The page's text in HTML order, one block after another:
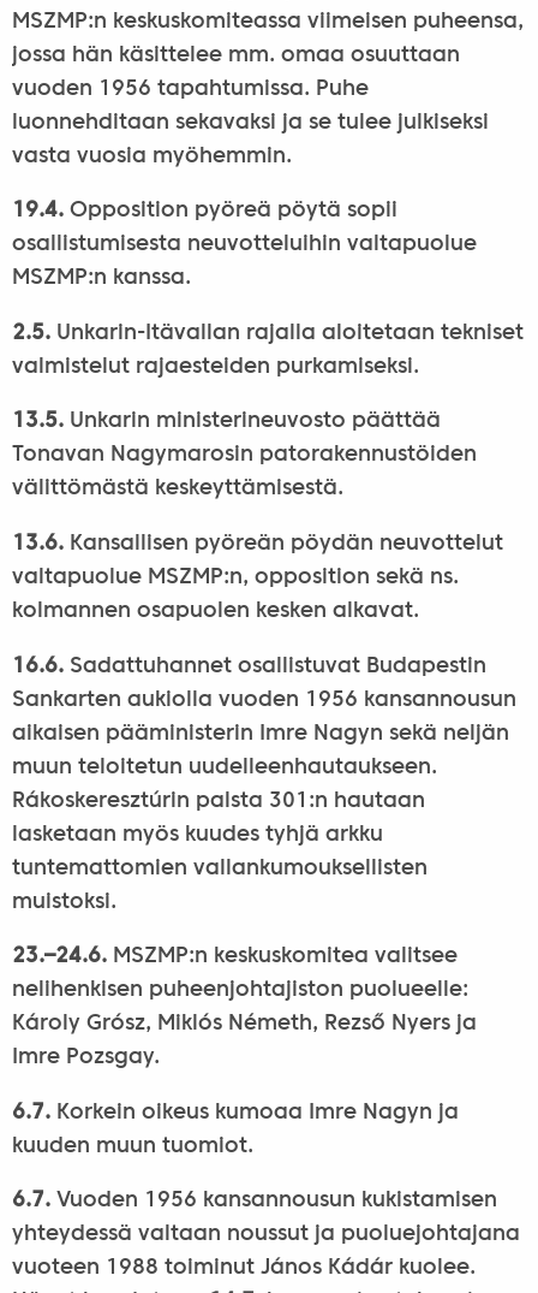
MSZMP:n keskuskomiteassa viimeisen puheensa,
jossa hän käsittelee mm. omaa osuuttaan
vuoden 1956 tapahtumissa. Puhe
luonnehditaan sekavaksi ja se tulee julkiseksi
vasta vuosia myöhemmin.
19.4.Opposition pyöreä pöytä sopii
osallistumisesta neuvotteluihin valtapuolue
MSZMP:n kanssa.
2.5.Unkarin-Itävallan rajalla aloitetaan tekniset
valmistelut rajaesteiden purkamiseksi.
13.5.Unkarin ministerineuvosto päättää
Tonavan Nagymarosin patorakennustöiden
välittömästä keskeyttämisestä.
13.6.Kansallisen pyöreän pöydän neuvottelut
valtapuolue MSZMP:n, opposition sekä ns.
kolmannen osapuolen kesken alkavat.
16.6.Sadattuhannet osallistuvat Budapestin
Sankarten aukiolla vuoden 1956 kansannousun
aikaisen pääministerin Imre Nagyn sekä neljän
muun teloitetun uudelleenhautaukseen.
Rákoskeresztúrin palsta 301:n hautaan
lasketaan myös kuudes tyhjä arkku
tuntemattomien vallankumouksellisten
muistoksi.
23.–24.6.MSZMP:n keskuskomitea valitsee
nelihenkisen puheenjohtajiston puolueelle:
Károly Grósz, Miklós Németh, Rezső Nyers ja
Imre Pozsgay.
6.7.Korkein oikeus kumoaa Imre Nagyn ja
kuuden muun tuomiot.
6.7.Vuoden 1956 kansannousun kukistamisen
yhteydessä valtaan noussut ja puoluejohtajana
vuoteen 1988 toiminut János Kádár kuolee.